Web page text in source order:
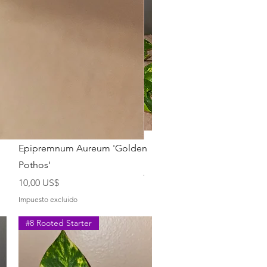
Vista rápida
Epipremnum Aureum 'Golden
Pothos'
Precio
10,00 US$
Impuesto excluido
#8 Rooted Starter
Agotado